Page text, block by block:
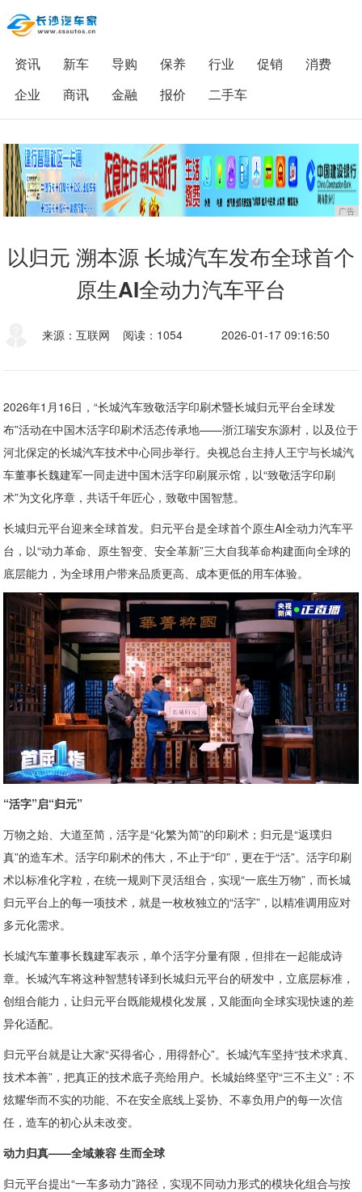
资讯 新车 导购 保养 行业 促销
消费
企业
商讯 金融 报价 二手车
广告
以归元 溯本源 长城汽车发布全球首个
原生AI全动力汽车平台
来源：互联网 阅读：1054 2026-01-17 09:16:50
2026年1月16日，“长城汽车致敬活字印刷术暨长城归元平台全球发
布”活动在中国木活字印刷术活态传承地——浙江瑞安东源村，以及位于
河北保定的长城汽车技术中心同步举行。央视总台主持人王宁与长城汽
车董事长魏建军一同走进中国木活字印刷展示馆，以“致敬活字印刷
术”为文化序章，共话千年匠心，致敬中国智慧。
长城归元平台迎来全球首发。归元平台是全球首个原生AI全动力汽车平
台，以“动力革命、原生智变、安全革新”三大自我革命构建面向全球的
底层能力，为全球用户带来品质更高、成本更低的用车体验。
“活字”启“归元”
万物之始、大道至简，活字是“化繁为简”的印刷术；归元是“返璞归
真”的造车术。活字印刷术的伟大，不止于“印”，更在于“活”。活字印刷
术以标准化字粒，在统一规则下灵活组合，实现“一底生万物”，而长城
归元平台上的每一项技术，就是一枚枚独立的“活字”，以精准调用应对
多元化需求。
长城汽车董事长魏建军表示，单个活字分量有限，但排在一起能成诗
章。长城汽车将这种智慧转译到长城归元平台的研发中，立底层标准，
创组合能力，让归元平台既能规模化发展，又能面向全球实现快速的差
异化适配。
归元平台就是让大家“买得省心，用得舒心”。长城汽车坚持“技术求真、
技术本善”，把真正的技术底子亮给用户。长城始终坚守“三不主义”：不
炫耀华而不实的功能、不在安全底线上妥协、不辜负用户的每一次信
任，造车的初心从未改变。
动力归真——全域兼容 生而全球
归元平台提出“一车多动力”路径，实现不同动力形式的模块化组合与按